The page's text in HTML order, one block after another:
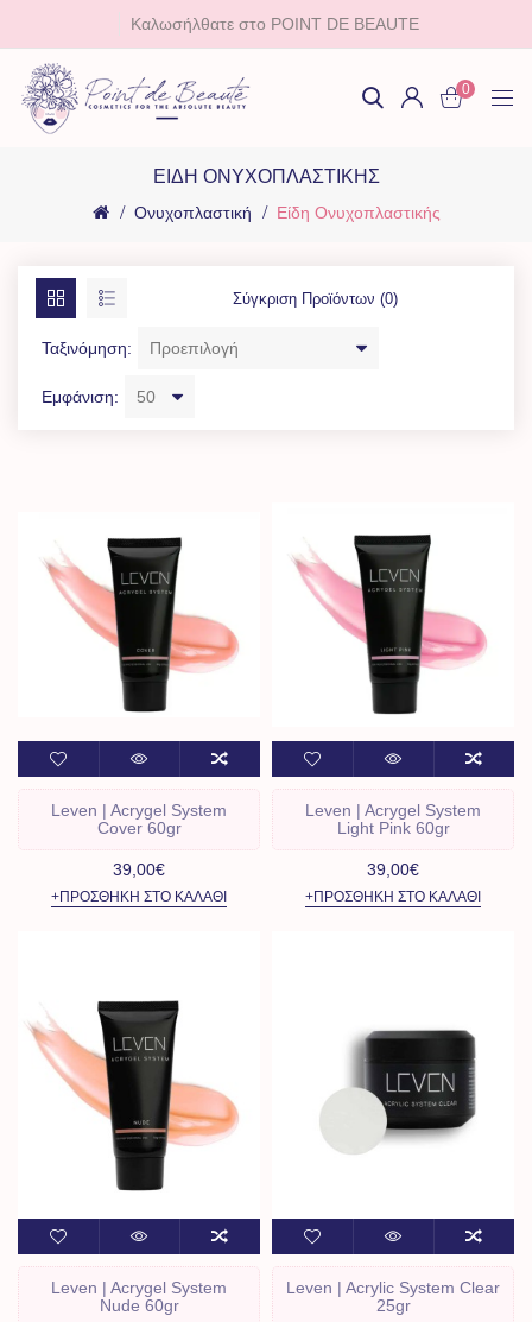
Καλωσήλθατε στο POINT DE BEAUTE
0
ΕΊΔΗ ΟΝΥΧΟΠΛΑΣΤΙΚΉΣ
Ονυχοπλαστική Είδη Ονυχοπλαστικής
Σύγκριση Προϊόντων (0)
Ταξινόμηση:
Εμφάνιση:
Leven | Acrygel System
Cover 60gr
39,00€
+ΠΡΟΣΘΉΚΗ ΣΤΟ ΚΑΛΆΘΙ
Leven | Acrygel System
Light Pink 60gr
39,00€
+ΠΡΟΣΘΉΚΗ ΣΤΟ ΚΑΛΆΘΙ
Leven | Acrygel System
Nude 60gr
Leven | Acrylic System Clear
25gr